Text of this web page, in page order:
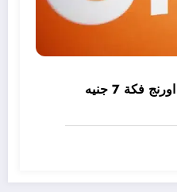
ما هي طريقة شحن كارت اورنج فكة 7 جنيه